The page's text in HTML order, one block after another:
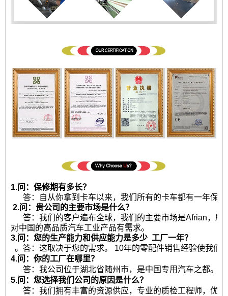
1.问：保修期有多长？
答：自从你拿到卡车以来，我们所有的卡车都有一年保修
2.问：贵公司的主要市场是什么？
答：我们的客户遍布全球，我们的主要市场是Afrian，所
对中国的高品质汽车工业产品有需求。
3.问：您的生产能力和供应能力是多少 工厂一年？
。答：这取决于您的需求。 10年的零配件销售经验使我们
4.问：你的工厂在哪里？
答：我公司位于湖北省随州市，是中国专用汽车之都。
5.问：您选择我们公司的原因是什么？
答：我们拥有丰富的资源供应，专业的质检工程师，优